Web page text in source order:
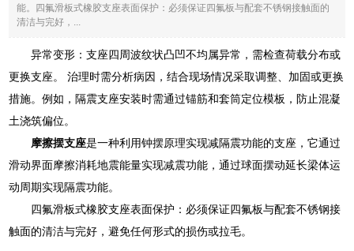
能。四氟滑板式橡胶支座表面保护：必须保证四氟板与配套不锈钢接触面的
清洁与完好，...
异常变形：支座四周波纹状凸凹不均属异常，需检查荷载分布或
更换支座。 治理时需分析病因，结合现场情况采取调整、加固或更换
措施。例如，隔震支座安装时需通过锚筋和套筒定位模板，防止混凝
土浇筑偏位。
摩擦摆支座是一种利用钟摆原理实现减隔震功能的支座，它通过
滑动界面摩擦消耗地震能量实现减震功能，通过球面摆动延长梁体运
动周期实现隔震功能。
四氟滑板式橡胶支座表面保护：必须保证四氟板与配套不锈钢接
触面的清洁与完好，避免任何形式的损伤或拉毛。